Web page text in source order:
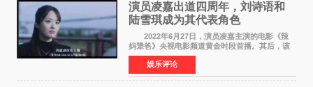
演员凌嘉出道四周年，刘诗语和
陆雪琪成为其代表角色
2022年6月27日，演员凌嘉主演的电影《辣
妈犟爸》央视电影频道黄金时段首播。其后，该
电影在央视电影频道多次复播（2022年8月10
日，2022年9月30日，2023年7月17日，2025年7
月14日）。除了多次复
娱乐评论